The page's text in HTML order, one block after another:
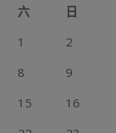
六
日
1
2
8
9
15
16